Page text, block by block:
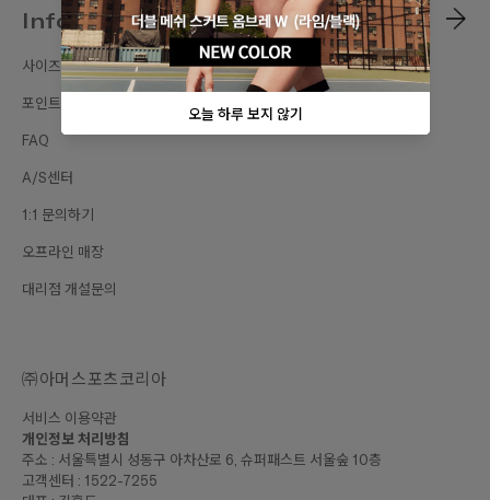
Information
사이즈가이드
포인트 혜택
FAQ
A/S센터
1:1 문의하기
오프라인 매장
대리점 개설문의
㈜아머스포츠코리아
서비스 이용약관
개인정보 처리방침
주소 : 서울특별시 성동구 아차산로 6, 슈퍼패스트 서울숲 10층
고객센터 : 1522-7255